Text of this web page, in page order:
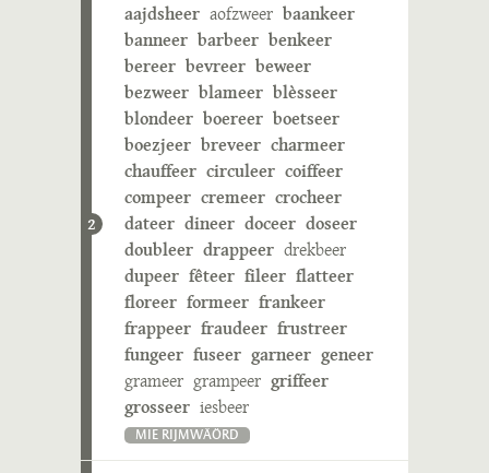
2
aajdsheer aofzweer baankeer
banneer barbeer benkeer
bereer bevreer beweer
bezweer blameer blèsseer
blondeer boereer boetseer
boezjeer breveer charmeer
chauffeer circuleer coiffeer
compeer cremeer crocheer
dateer dineer doceer doseer
doubleer drappeer drekbeer
dupeer fêteer fileer flatteer
floreer formeer frankeer
frappeer fraudeer frustreer
fungeer fuseer garneer geneer
grameer grampeer griffeer
grosseer iesbeer
MIE RIJMWÄÖRD